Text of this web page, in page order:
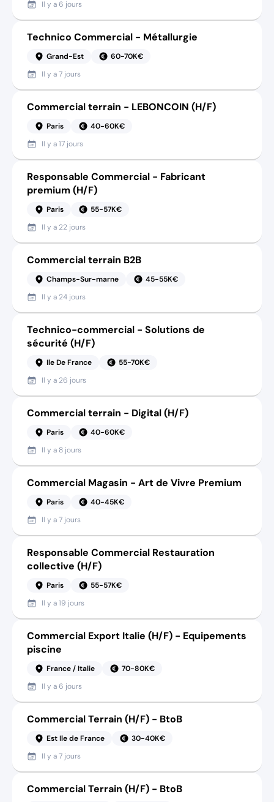
Il y a6 jours
Technico Commercial - Métallurgie
Grand-Est
60-70K€
Il y a7 jours
Commercial terrain - LEBONCOIN (H/F)
Paris
40-60K€
Il y a17 jours
Responsable Commercial - Fabricant
premium (H/F)
Paris
55-57K€
Il y a 22 jours
Commercial terrain B2B
Champs-Sur-marne
45-55K€
Il y a 24 jours
Technico-commercial - Solutions de
sécurité (H/F)
Ile De France
55-70K€
Il y a 26 jours
Commercial terrain - Digital (H/F)
Paris
40-60K€
Il y a 8 jours
Commercial Magasin - Art de Vivre Premium
Paris
40-45K€
Il y a7 jours
Responsable Commercial Restauration
collective (H/F)
Paris
55-57K€
Il y a19 jours
Commercial Export Italie (H/F) - Equipements
piscine
France / Italie
70-80K€
Il y a6 jours
Commercial Terrain (H/F) - BtoB
Est Ile de France
30-40K€
Il y a7 jours
Commercial Terrain (H/F) - BtoB